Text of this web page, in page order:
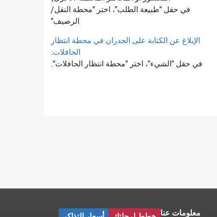
في حقل "طبيعة الطلب"، اختر "محطة النقل/
الرصيف"
الإبلاغ عن الكتابة على الجدران في محطة انتظار
الحافلات:
في حقل "الشيء"، اختر "محطة انتظار الحافلات".
معلومات عنا